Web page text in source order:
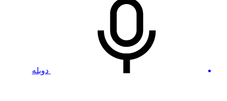
دوبله